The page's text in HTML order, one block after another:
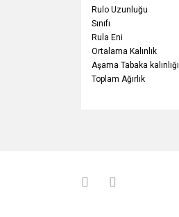
Rulo Uzunluğu
Sınıfı
Rula Eni
Ortalama Kalınlık
Aşama Tabaka kalınlığı
Toplam Ağırlık